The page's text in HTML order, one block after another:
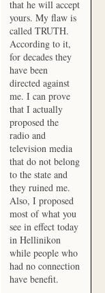
that he will accept
yours. My flaw is
called TRUTH.
According to it,
for decades they
have been
directed against
me. I can prove
that I actually
proposed the
radio and
television media
that do not belong
to the state and
they ruined me.
Also, I proposed
most of what you
see in effect today
in Hellinikon
while people who
had no connection
have benefit.